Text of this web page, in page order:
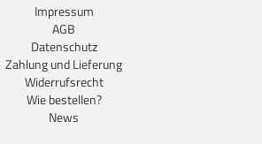
Impressum
AGB
Datenschutz
Zahlung und Lieferung
Widerrufsrecht
Wie bestellen?
News